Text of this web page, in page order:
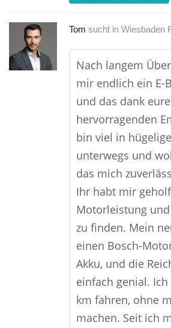
Tom sucht in Wiesbaden
Nach langem
mir endlich ein E-
und das dank
hervorragenden
bin viel in
unterwegs und
das mich
Ihr habt mir
Motorleistung
zu finden. Mein
einen Bosch-
Akku, und die
einfach genial.
km fahren, ohne
machen. Seit ich